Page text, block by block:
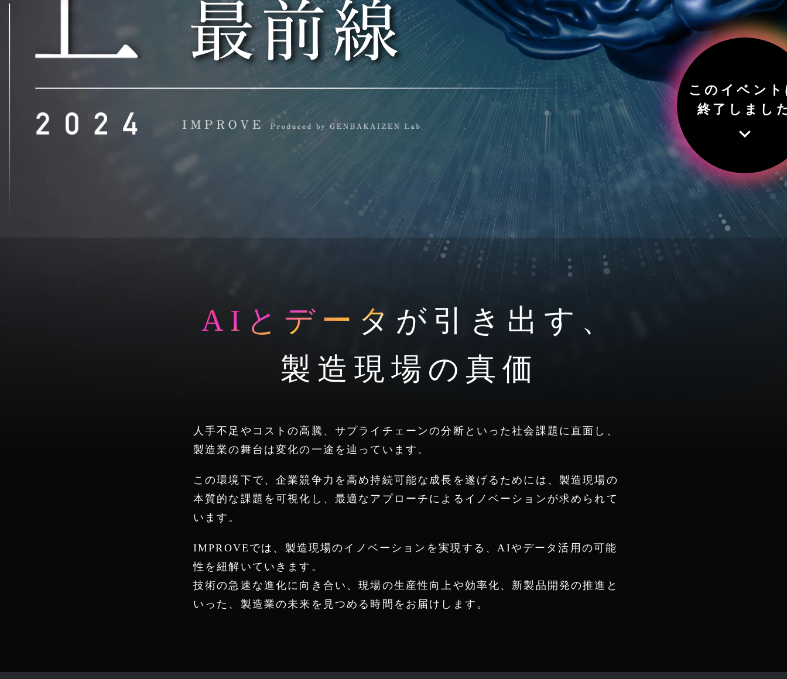
このイベン
終了しまし
AIとデータ が 引き出す、
製造現場の真価
人手不足やコストの高騰、サプライチェーンの分断といった社会課題に直面し、
製造業の舞台は変化の一途を辿っています。
この環境下で、企業競争力を高め持続可能な成長を遂げるためには、製造現場の
本質的な課題を可視化し、最適なアプローチによるイノベーションが求められて
います。
IMPROVEでは、製造現場のイノベーションを実現する、AIやデータ活用の可能
性を紐解いていきます。
技術の急速な進化に向き合い、現場の生産性向上や効率化、新製品開発の推進と
いった、製造業の未来を見つめる時間をお届けします。